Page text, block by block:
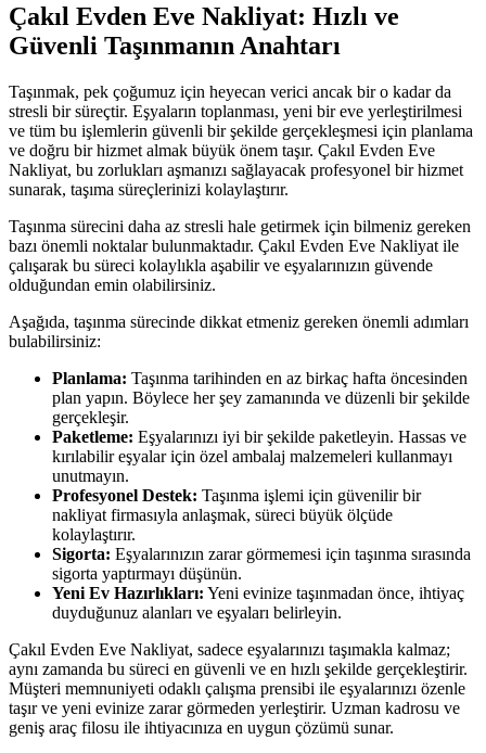
Çakıl Evden Eve Nakliyat: Hızlı ve
Güvenli Taşınmanın Anahtarı
Taşınmak, pek çoğumuz için heyecan verici ancak bir o kadar da
stresli bir süreçtir. Eşyaların toplanması, yeni bir eve yerleştirilmesi
ve tüm bu işlemlerin güvenli bir şekilde gerçekleşmesi için planlama
ve doğru bir hizmet almak büyük önem taşır. Çakıl Evden Eve
Nakliyat, bu zorlukları aşmanızı sağlayacak profesyonel bir hizmet
sunarak, taşıma süreçlerinizi kolaylaştırır.
Taşınma sürecini daha az stresli hale getirmek için bilmeniz gereken
bazı önemli noktalar bulunmaktadır. Çakıl Evden Eve Nakliyat ile
çalışarak bu süreci kolaylıkla aşabilir ve eşyalarınızın güvende
olduğundan emin olabilirsiniz.
Aşağıda, taşınma sürecinde dikkat etmeniz gereken önemli adımları
bulabilirsiniz:
Planlama: Taşınma tarihinden en az birkaç hafta öncesinden
plan yapın. Böylece her şey zamanında ve düzenli bir şekilde
gerçekleşir.
Paketleme: Eşyalarınızı iyi bir şekilde paketleyin. Hassas ve
kırılabilir eşyalar için özel ambalaj malzemeleri kullanmayı
unutmayın.
Profesyonel Destek: Taşınma işlemi için güvenilir bir
nakliyat firmasıyla anlaşmak, süreci büyük ölçüde
kolaylaştırır.
Sigorta: Eşyalarınızın zarar görmemesi için taşınma sırasında
sigorta yaptırmayı düşünün.
Yeni Ev Hazırlıkları: Yeni evinize taşınmadan önce, ihtiyaç
duyduğunuz alanları ve eşyaları belirleyin.
Çakıl Evden Eve Nakliyat, sadece eşyalarınızı taşımakla kalmaz;
aynı zamanda bu süreci en güvenli ve en hızlı şekilde gerçekleştirir.
Müşteri memnuniyeti odaklı çalışma prensibi ile eşyalarınızı özenle
taşır ve yeni evinize zarar görmeden yerleştirir. Uzman kadrosu ve
geniş araç filosu ile ihtiyacınıza en uygun çözümü sunar.